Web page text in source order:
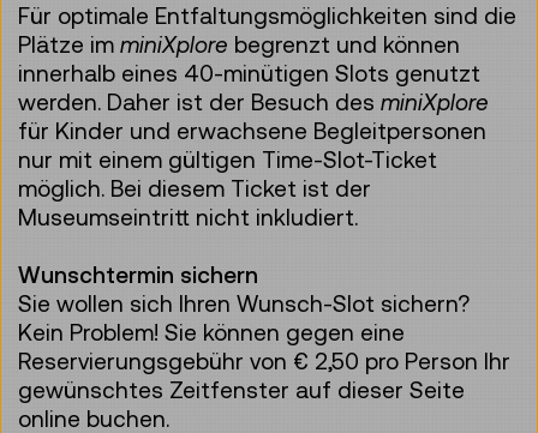
Für optimale Entfaltungsmöglichkeiten sind die
Plätze im miniXplore begrenzt und können
innerhalb eines 40-minütigen Slots genutzt
werden. Daher ist der Besuch des miniXplore
für Kinder und erwachsene Begleitpersonen
nur mit einem gültigen Time-Slot-Ticket
möglich. Bei diesem Ticket ist der
Museumseintritt nicht inkludiert.
Wunschtermin sichern
Sie wollen sich Ihren Wunsch-Slot sichern?
Kein Problem! Sie können gegen eine
Reservierungsgebühr von € 2,50 pro Person Ihr
gewünschtes Zeitfenster auf dieser Seite
online buchen.